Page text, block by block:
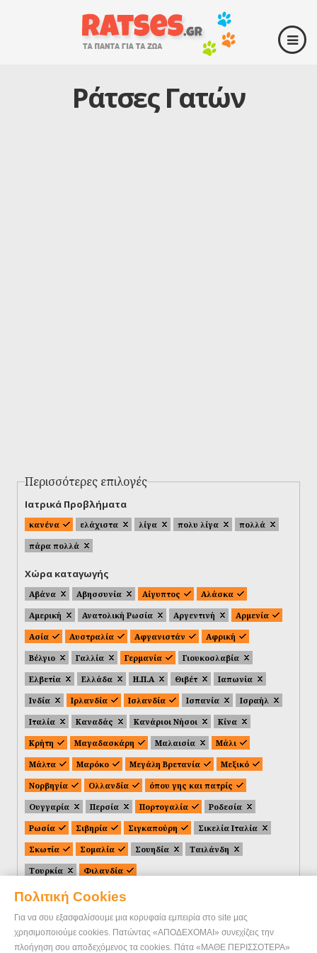
Πολιτική Cookies
Για να σου εξασφαλίσουμε μια κορυφαία εμπειρία στο site μας
χρησιμοποιούμε cookies. Πατώντας «ΑΠΟΔΕΧΟΜΑΙ» συνεχίζεις την
πλοήγηση σου αποδεχόμενος τα cookies. Πάτα «ΜΑΘΕ ΠΕΡΙΣΣΟΤΕΡΑ»
Ράτσες Γατών
Περισσότερες επιλογές
Ιατρικά Προβλήματα
κανένα ελάχιστα λίγα πολυ λίγα
πολλά
πάρα πολλά
Χώρα καταγωγής
Αβάνα Αβησσυνία Αίγυπτος
Αλάσκα
Αμερική
Ανατολική Ρωσία Αργεντινή
Αρμενία
Ασία
Αυστραλία Αφγανιστάν
Αφρική
Βέλγιο
Γαλλία Γερμανία
Γιουκοσλαβία
Ελβετία
Ελλάδα Η.Π.Α Θιβέτ
Ιαπωνία
Ινδία
Ιρλανδία Ισλανδία Ισπανία
Ισραήλ
Ιταλία
Καναδάς Κανάριοι Νήσοι
Κίνα
Κρήτη
Μαγαδασκάρη Μαλαισία
Μάλι
Μάλτα
Μαρόκο Μεγάλη Βρετανία
Μεξικό
Νορβηγία
Ολλανδία
όπου γης και πατρίς
Ουγγαρία
Περσία Πορτογαλία
Ροδεσία
Ρωσία
Σιβηρία Σιγκαπούρη
Σικελία Ιταλία
Σκωτία
Σομαλία Σουηδία
Ταιλάνδη
Τουρκία
Φιλανδία